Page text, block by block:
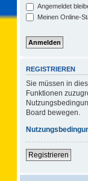
Angemeldet
Meinen Online-
REGISTRIEREN
Sie müssen in
Funktionen
Board bewegen.
Registrieren